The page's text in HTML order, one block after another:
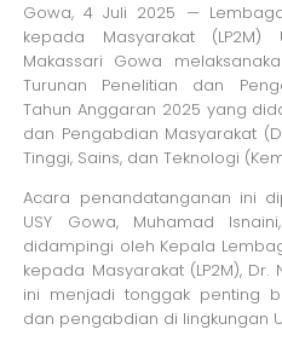
Gowa, 4 Juli 2025 —
kepada Masyarakat (LP2M)
Makassari Gowa
Turunan Penelitian dan
Tahun Anggaran 2025 yang
dan Pengabdian Masyarakat
Tinggi, Sains, dan Teknologi
Acara penandatanganan ini
USY Gowa, Muhamad
didampingi oleh Kepala
kepada Masyarakat (LP2M), Dr.
ini menjadi tonggak penting
dan pengabdian di lingkungan